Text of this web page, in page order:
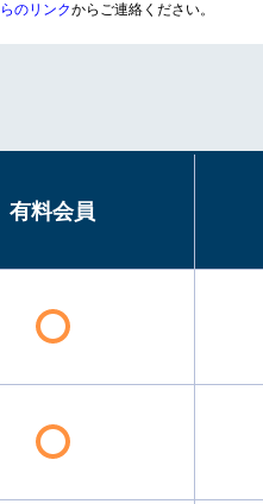
のリンクからご連絡ください。
有料会員